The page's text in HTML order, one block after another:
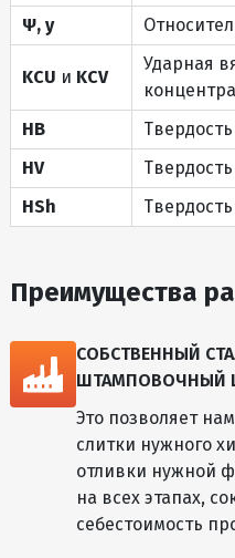
Ψ, y
KCU и KCV
Ударная
HB
HV
HSh
Преимущества
СОБСТВЕННЫЙ
ШТАМПОВОЧНЫЙ
Это позволяет
слитки нужного
отливки нужной
на всех этапах,
себестоимость